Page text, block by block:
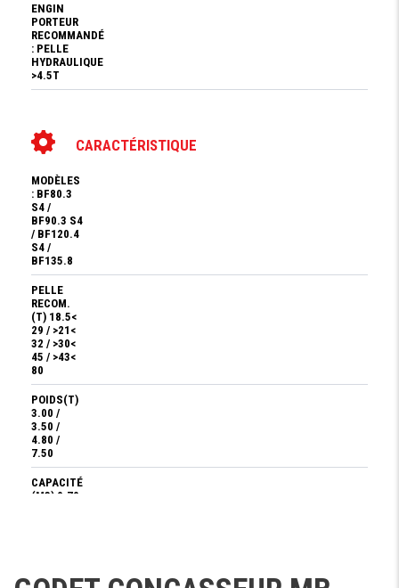
ENGIN
PORTEUR
RECOMMANDÉ
: PELLE
HYDRAULIQUE
>4.5T
CARACTÉRISTIQUE
MODÈLES
: BF80.3
S4 /
BF90.3 S4
/ BF120.4
S4 /
BF135.8
PELLE
RECOM.
(T) 18.5<
29 / >21<
32 / >30<
45 / >43<
80
POIDS(T)
3.00 /
3.50 /
4.80 /
7.50
CAPACITÉ
(M3) 0.70
(BAR) >